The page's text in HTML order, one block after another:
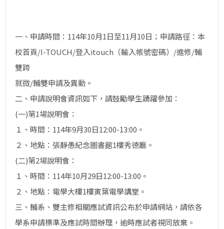
一、申請時間：114年10月1日至11月10日；申請路徑：本
校首頁/I-TOUCH/登入itouch（輸入帳號密碼）/進修/輔
雙跨
就微/輔雙申請及異動。
二、申請說明會資訊如下，請鼓勵學生踴躍參加：
(一)第1場說明會：
１、時間：114年9月30日12:00-13:00。
２、地點：張靜愚紀念圖書館1樓秀德廳。
(二)第2場說明會：
１、時間：114年10月29日12:00-13:00。
２、地點：電學大樓1樓寅葉電學講堂。
三、輔系、雙主修相關應試資訊公布於申請網站，請依各
學系申請標準及應試時間辦理，逾時應試者視同放棄。